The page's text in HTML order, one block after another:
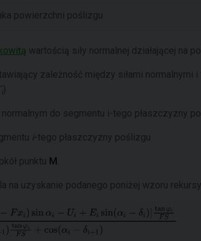
powierzchni poślizgu
wartością siły normalnej działającej na
zależność między siłami normalnymi
i)
do segmentu i-tego płaszczyzny
i-tego płaszczyzny poślizgu
punktu M
na uzyskanie podanego poniżej wzoru